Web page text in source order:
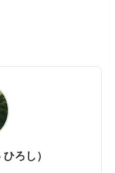
ろし）